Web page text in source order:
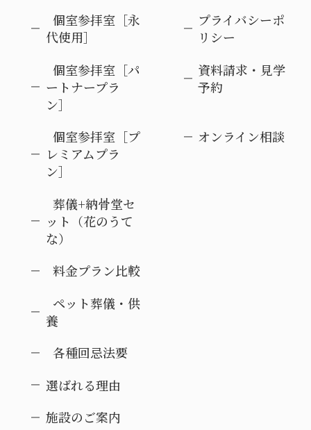
個室参拝室［永
代使用］
個室参拝室［パ
ートナープラ
ン］
個室参拝室［プ
レミアムプラ
ン］
葬儀+納骨堂セ
ット（花のうて
な）
料金プラン比較
ペット葬儀・供
養
各種回忌法要
選ばれる理由
施設のご案内
プライバシーポ
リシー
資料請求・見学
予約
オンライン相談